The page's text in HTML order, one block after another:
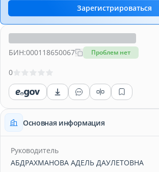
Зарегистрироваться
БИН:000118650067 Проблем нет
0
Основная информация
Руководитель
АБДРАХМАНОВА АДЕЛЬ ДАУЛЕТОВНА